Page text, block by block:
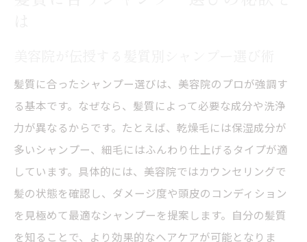
美容院おすすめ健康サポートシャンプーの
選択
頭皮トラブル予防に最適な美容院シャンプ
ー術
髪質に合ったシャンプー選びは、美容院のプロが強調す
る基本です。なぜなら、髪質によって必要な成分や洗浄
力が異なるからです。たとえば、乾燥毛には保湿成分が
多いシャンプー、細毛にはふんわり仕上げるタイプが適
しています。具体的には、美容院ではカウンセリングで
髪の状態を確認し、ダメージ度や頭皮のコンディション
を見極めて最適なシャンプーを提案します。自分の髪質
を知ることで、より効果的なヘアケアが可能となりま